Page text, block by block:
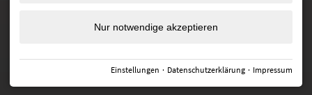
PRESSE SUCHE NEWSLETTER
Nur notwendige akzeptieren
Einstellungen · Datenschutzerklärung · Impressum